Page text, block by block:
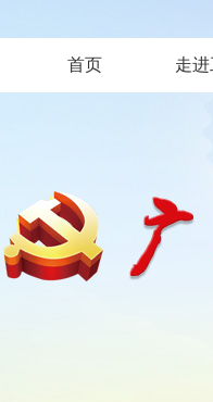
首页 走